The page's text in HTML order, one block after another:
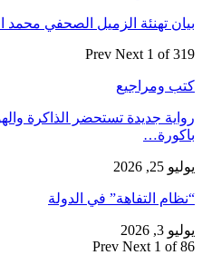
بيان تهنئة الزميل الصحفي
Prev Next 1 of 319
كتب ومراجيع
رواية جديدة تستحضر الذاكرة
باكورة…
يوليو 25, 2026
“نظام التفاهة” في الدولة
يوليو 3, 2026
Prev Next 1 of 86